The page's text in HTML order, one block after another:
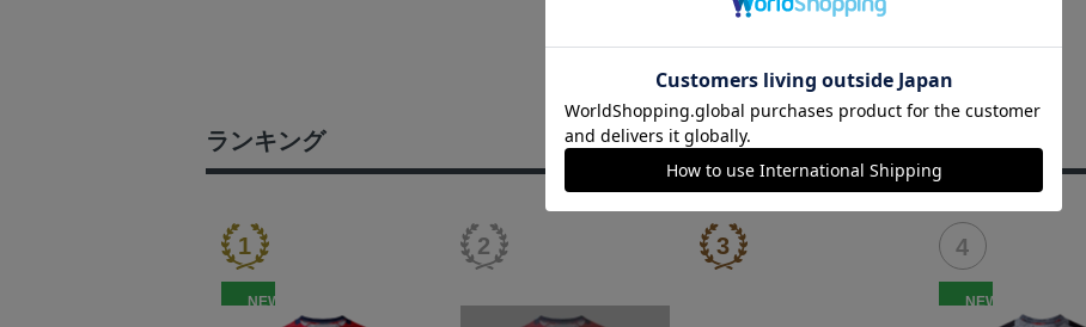
ランキング
NEW NEW